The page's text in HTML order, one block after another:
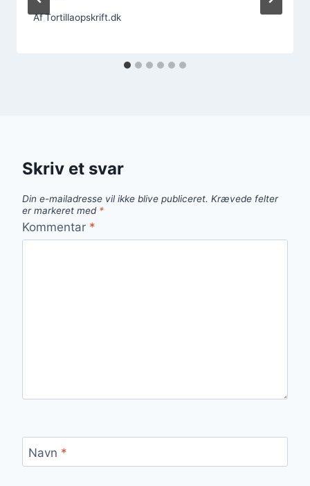
AfTortillaopskrift.dk
Skriv et svar
Din e-mailadresse vil ikke blive publiceret. Krævede felter
er markeret med *
Kommentar *
Navn *